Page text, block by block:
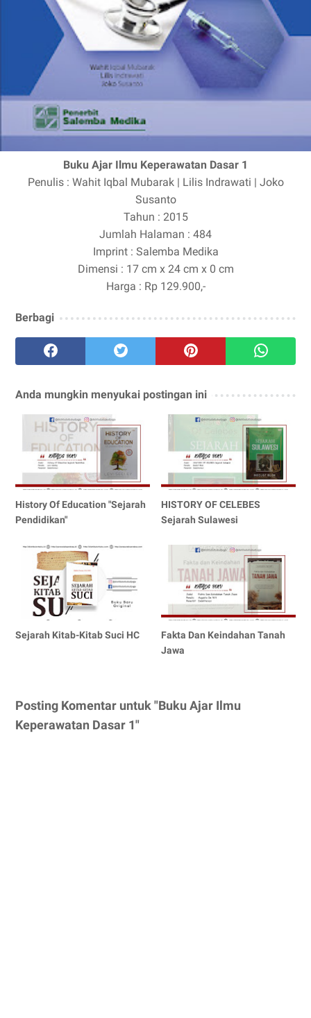
Buku Ajar Ilmu Keperawatan Dasar 1
Penulis : Wahit Iqbal Mubarak | Lilis Indrawati | Joko
Susanto
Tahun : 2015
Jumlah Halaman : 484
Imprint : Salemba Medika
Dimensi : 17 cm x 24 cm x 0 cm
Harga : Rp 129.900,-
Berbagi
Anda mungkin menyukai postingan ini
History Of Education "Sejarah
Pendidikan"
HISTORY OF CELEBES
Sejarah Sulawesi
Sejarah Kitab-Kitab Suci HC
Fakta Dan Keindahan Tanah
Jawa
Posting Komentar untuk "Buku Ajar Ilmu
Keperawatan Dasar 1"